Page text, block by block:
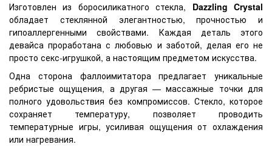
Изготовлен из боросиликатного стекла, Dazzling Crystal
обладает стеклянной элегантностью, прочностью и
гипоаллергенными свойствами. Каждая деталь этого
девайса проработана с любовью и заботой, делая его не
просто секс-игрушкой, а настоящим предметом искусства.
Одна сторона фаллоимитатора предлагает уникальные
ребристые ощущения, а другая — массажные точки для
полного удовольствия без компромиссов. Стекло, которое
сохраняет температуру, позволяет проводить
температурные игры, усиливая ощущения от охлаждения
или нагревания.